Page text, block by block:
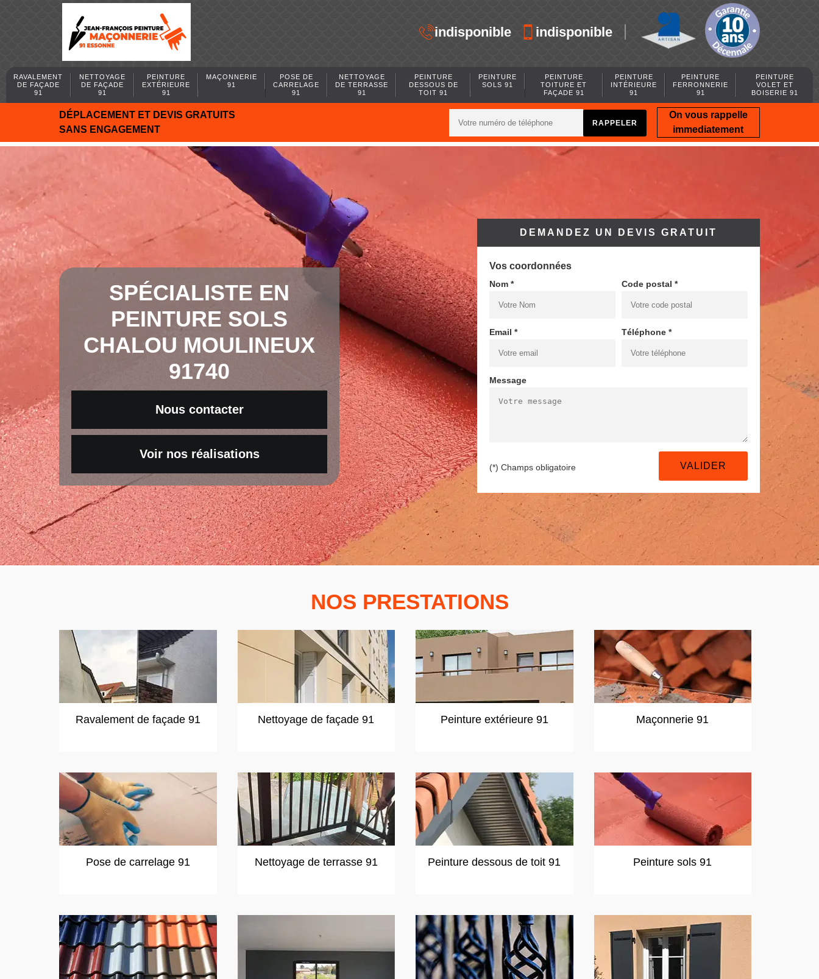
indisponible indisponible
RAVALEMENT
DE FAÇADE
91
NETTOYAGE
DE FAÇADE
91
PEINTURE
EXTÉRIEURE
91
MAÇONNERIE
91
POSE DE
CARRELAGE
91
NETTOYAGE
DE TERRASSE
91
PEINTURE
DESSOUS DE
TOIT 91
PEINTURE
SOLS 91
PEINTURE
TOITURE ET
FAÇADE 91
PEINTURE
INTÉRIEURE
91
PEINTURE
FERRONNERIE
91
PEINTURE
VOLET ET
BOISERIE 91
DÉPLACEMENT ET DEVIS GRATUITS
SANS ENGAGEMENT
On vous rappelle
immediatement
SPÉCIALISTE EN
PEINTURE SOLS
CHALOU MOULINEUX
91740
Nous contacter
Voir nos réalisations
DEMANDEZ UN DEVIS GRATUIT
Vos coordonnées
Nom * Code postal *
Email * Téléphone *
Message
(*) Champs obligatoire
NOS PRESTATIONS
Ravalement de façade 91 Nettoyage de façade 91 Peinture extérieure 91 Maçonnerie 91
Pose de carrelage 91 Nettoyage de terrasse 91 Peinture dessous de toit 91 Peinture sols 91